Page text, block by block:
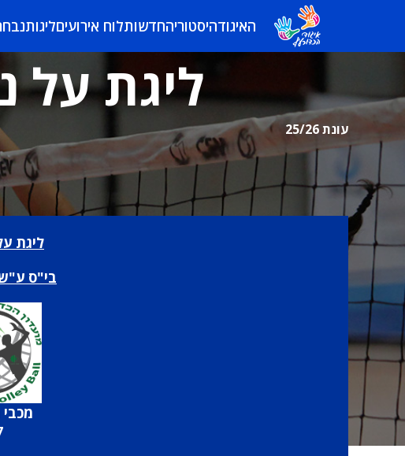
האיגודהיסטוריהחדשותלוח אירועיםליגות
ליגת על
עונת 25/26
ליגת
בי"ס